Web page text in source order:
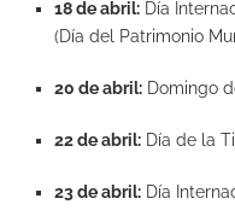
18 de abril: Día
(Día del Patrimonio
20 de abril: Domingo
22 de abril: Día de la
23 de abril: Día